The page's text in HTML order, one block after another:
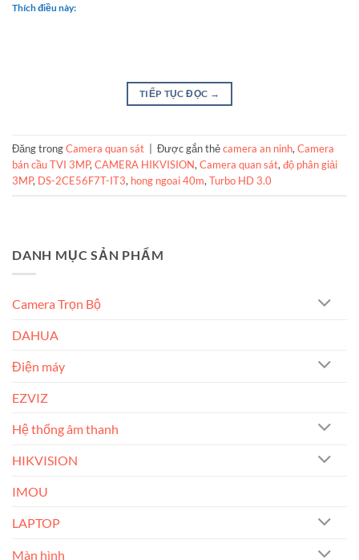
Thích điều này:
TIẾP TỤC ĐỌC →
Đăng trongCamera quan sát Được gắn thẻcamera an ninh, Camera
bán cầu TVI 3MP, CAMERA HIKVISION, Camera quan sát, độ phân giải
3MP, DS-2CE56F7T-IT3, hong ngoai 40m, Turbo HD 3.0
DANH MỤC SẢN PHẨM
Camera Trọn Bộ
DAHUA
Điện máy
EZVIZ
Hệ thống âm thanh
HIKVISION
IMOU
LAPTOP
Màn hình